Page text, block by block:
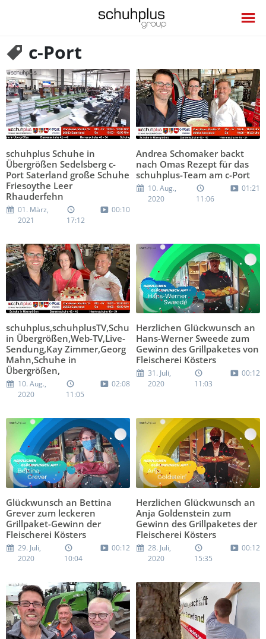
c-Port
schuhplus Schuhe in
Übergrößen Sedelsberg c-
Port Saterland große Schuhe
Friesoythe Leer
Rhauderfehn
01. März,
2021
17:12
00:10
Andrea Schomaker backt
nach Omas Rezept für das
schuhplus-Team am c-Port
10. Aug.,
2020
11:06
01:21
schuhplus,schuhplusTV,Schuhe
in Übergrößen,Web-TV,Live-
Sendung,Kay Zimmer,Georg
Mahn,Schuhe in
Übergrößen,
10. Aug.,
2020
11:05
02:08
Herzlichen Glückwunsch an
Hans-Werner Sweede zum
Gewinn des Grillpaketes von
Fleischerei Kösters
31. Juli,
2020
11:03
00:12
Glückwunsch an Bettina
Grever zum leckeren
Grillpaket-Gewinn der
Fleischerei Kösters
29. Juli,
2020
10:04
00:12
Herzlichen Glückwunsch an
Anja Goldenstein zum
Gewinn des Grillpaketes der
Fleischerei Kösters
28. Juli,
2020
15:35
00:12